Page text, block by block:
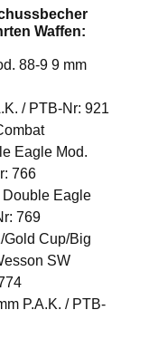
Waffen:
88-9 9 mm
/ PTB-Nr: 921
Eagle Mod.
766
Eagle
769
Gold Cup/Big
SW
P.A.K. / PTB-